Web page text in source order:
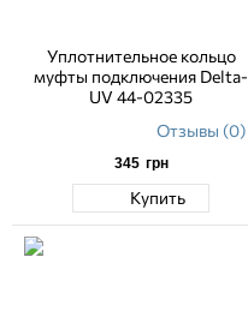
Уплотнительное кольцо
муфты подключения Delta-
UV 44-02335
Отзывы (0)
345 грн
Купить